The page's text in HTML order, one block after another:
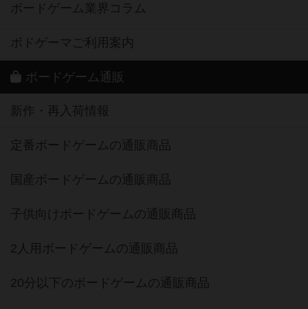
ボードゲーム業界コラム
ボドゲーマご利用案内
ボードゲーム通販
新作・再入荷情報
定番ボードゲームの通販商品
国産ボードゲームの通販商品
子供向けボードゲームの通販商品
2人用ボードゲームの通販商品
20分以下のボードゲームの通販商品